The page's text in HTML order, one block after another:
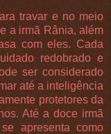
travar e no meio
a irmã Rânia, além
com eles. Cada
redobrado e
ser considerado
até a inteligência
protetores da
Até a doce irmã
apresenta como